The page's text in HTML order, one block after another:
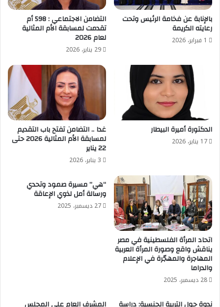
بالإنابة عن فخامة الرئيس وتحت
رعايته الكريمة
1 فبراير، 2026
التضامن الاجتماعي : 598 أم
تقدمت لمسابقة الأم المثالية
لعام 2026
29 يناير، 2026
الدكتورة أميرة البيطار
17 يناير، 2026
غدا .. التضامن تفتح باب التقديم
لمسابقة الأم المثالية 2026 حتى
22 يناير
3 يناير، 2026
اتحاد المرأة الفلسطينية في مصر
يناقش واقع وصورة المرأة العربية
المهاجرة والمهجّرة في الإعلام
والدراما
28 ديسمبر، 2025
“هي” مسيرة صمود وتحدي
ورسالة أمل لذوي الإعاقة
27 ديسمبر، 2025
ندوة حول التربية الجنسية: دراسة المشرف العام على المجلس